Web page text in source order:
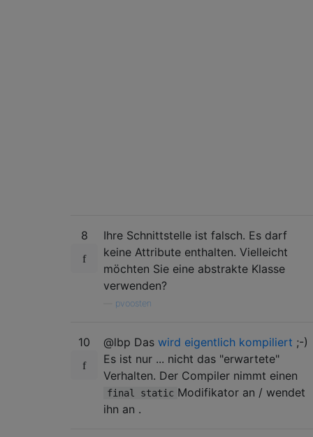
8
Ihre Schnittstelle ist falsch. Es darf
keine Attribute enthalten. Vielleicht
möchten Sie eine abstrakte Klasse
verwenden?
pvoosten
10 @lbp Das wird eigentlich kompiliert ;-)
Es ist nur ... nicht das "erwartete"
Verhalten. Der Compiler nimmt einen
final static Modifikator an / wendet
ihn an .